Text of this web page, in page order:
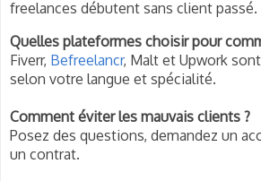
freelances débutent sans client passé.
Quelles plateformes choisir pour
Fiverr, Befreelancr, Malt et Upwork
selon votre langue et spécialité.
Comment éviter les mauvais clients ?
Posez des questions, demandez un
un contrat.